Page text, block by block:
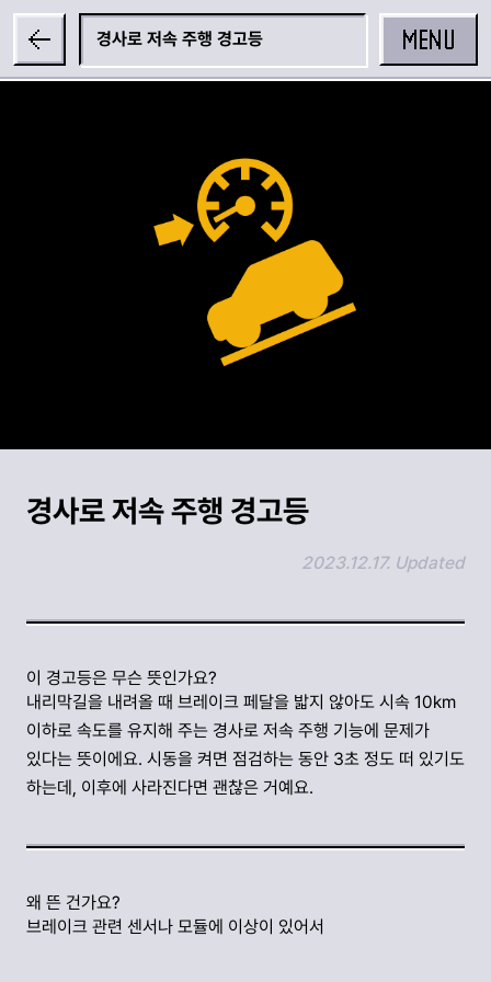
MENU
경사로 저속 주행 경고등
경사로 저속 주행 경고등
2023.12.17. Updated
이 경고등은 무슨 뜻인가요?
내리막길을 내려올 때 브레이크 페달을 밟지 않아도 시속 10km
이하로 속도를 유지해 주는 경사로 저속 주행 기능에 문제가
있다는 뜻이에요. 시동을 켜면 점검하는 동안 3초 정도 떠 있기도
하는데, 이후에 사라진다면 괜찮은 거예요.
왜 뜬 건가요?
브레이크 관련 센서나 모듈에 이상이 있어서
링크 복사하기